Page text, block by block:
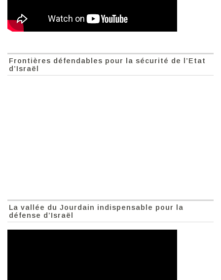
Frontières défendables pour la sécurité de l’Etat
d’Israël
La vallée du Jourdain indispensable pour la
défense d’Israël